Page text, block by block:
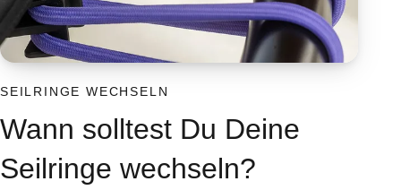
SEILRINGE WECHSELN
Wann solltest Du Deine
Seilringe wechseln?